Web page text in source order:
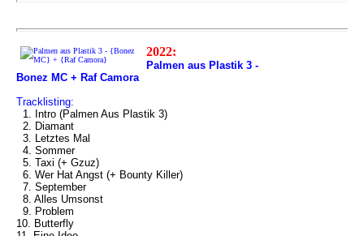
2022:
Palmen aus Plastik 3 -
Bonez MC + Raf Camora
Tracklisting:
1. Intro (Palmen Aus Plastik 3)
2. Diamant
3. Letztes Mal
4. Sommer
5. Taxi (+ Gzuz)
6. Wer Hat Angst (+ Bounty Killer)
7. September
8. Alles Umsonst
9. Problem
10. Butterfly